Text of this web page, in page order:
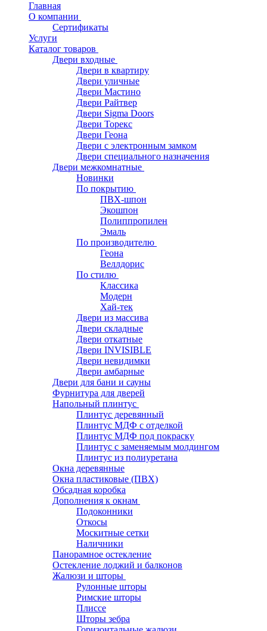
Главная
О компании
Сертификаты
Услуги
Каталог товаров
Двери входные
Двери в квартиру
Двери уличные
Двери Мастино
Двери Райтвер
Двери Sigma Doors
Двери Торекс
Двери Геона
Двери с электронным замком
Двери специального назначения
Двери межкомнатные
Новинки
По покрытию
ПВХ-шпон
Экошпон
Полиппропилен
Эмаль
По производителю
Геона
Веллдорис
По стилю
Классика
Модерн
Хай-тек
Двери из массива
Двери складные
Двери откатные
Двери INVISIBLE
Двери невидимки
Двери амбарные
Двери для бани и сауны
Фурнитура для дверей
Напольный плинтус
Плинтус деревянный
Плинтус МДФ с отделкой
Плинтус МДФ под покраску
Плинтус с заменяемым молдингом
Плинтус из полиуретана
Окна деревянные
Окна пластиковые (ПВХ)
Обсадная коробка
Дополнения к окнам
Подоконники
Откосы
Москитные сетки
Наличники
Панорамное остекление
Остекление лоджий и балконов
Жалюзи и шторы
Рулонные шторы
Римские шторы
Плиссе
Шторы зебра